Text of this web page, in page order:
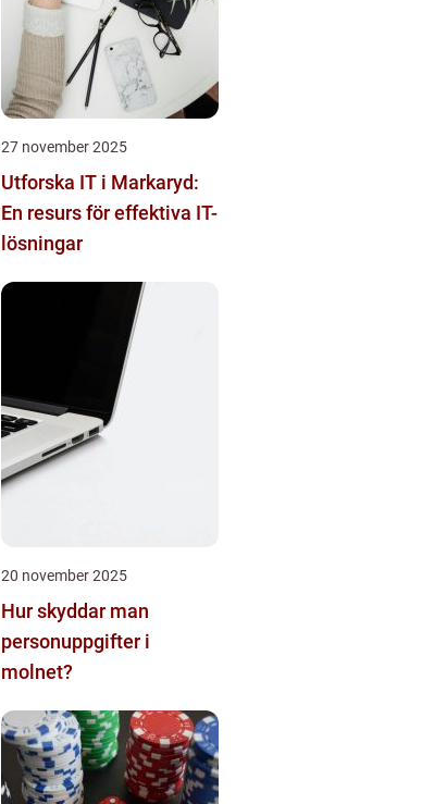
27 november 2025
Utforska IT i Markaryd:
En resurs för effektiva IT-
lösningar
20 november 2025
Hur skyddar man
personuppgifter i
molnet?